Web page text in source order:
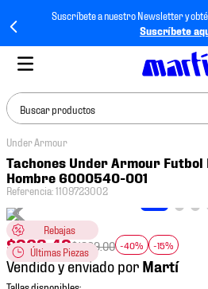
Suscríbete a nuestro Newsletter y
Suscríbete
Buscar productos
Under Armour
Tachones Under Armour Futbol
Hombre 6000540-001
Referencia:1109723002
Rebajas
Últimas Piezas
$968.49$1899.00 -40% -15%
Vendido y enviado por
TÉRMINOS MÁS
BUSCADOS
1.
tenis mujer
2.
tenis hombre
3.
tenis
4
tenis futbol